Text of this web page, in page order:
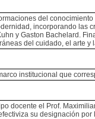
del
incorporando las
y Gaston Bachelard.
del cuidado, el arte y
institucional que
docente el Prof.
su designación